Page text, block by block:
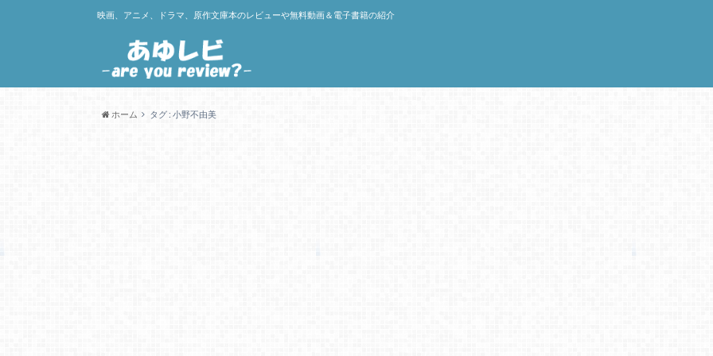
映画、アニメ、ドラマ、原作文庫本のレビューや無料動画＆電子書籍の紹介
ホーム タグ : 小野不由美